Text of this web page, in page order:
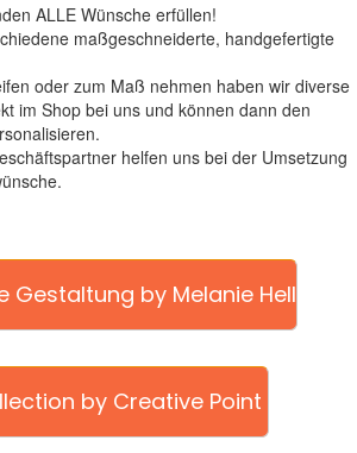
ALLE Wünsche erfüllen!
maßgeschneiderte, handgefertigte
oder zum Maß nehmen haben wir diverse
im Shop bei uns und können dann den
helfen uns bei der Umsetzung
Gestaltung by Melanie Hell
by Creative Point